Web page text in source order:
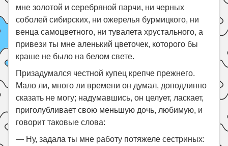
мне золотой и серебряной парчи, ни черных
соболей сибирских, ни ожерелья бурмицкого, ни
венца самоцветного, ни тувалета хрустального, а
привези ты мне аленький цветочек, которого бы
краше не было на белом свете.
Призадумался честной купец крепче прежнего.
Мало ли, много ли времени он думал, доподлинно
сказать не могу; надумавшись, он целует, ласкает,
приголубливает свою меньшую дочь, любимую, и
говорит таковые слова:
— Ну, задала ты мне работу потяжеле сестриных: